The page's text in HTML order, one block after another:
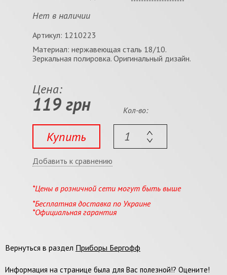
Нет в наличии
Артикул: 1210223
Материал: нержавеющая сталь 18/10.
Зеркальная полировка. Оригинальный дизайн.
Цена:
119 грн
Купить
Кол-во:
Добавить к сравнению
*Цены в розничной сети могут быть выше
*Бесплатная доставка по Украине
*Официальная гарантия
Вернуться в раздел Приборы Бергофф
Информация на странице была для Вас полезной!? Оцените!